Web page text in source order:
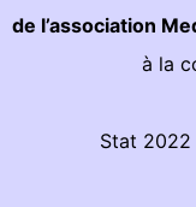
de l’association
à la
Stat